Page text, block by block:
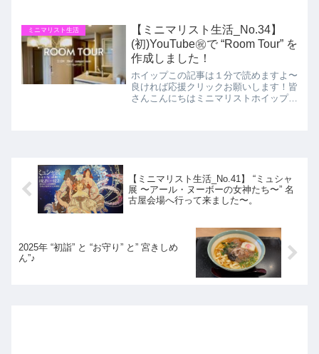
の頃です＼昨年食べた川次の鰻丼、また
食べた〜い／また、天気予...
ミニマリスト生活
【ミニマリスト生活_No.34】
(初)YouTube㊗️で “Room Tour” を
作成しました！
ホイップこの記事は１分で読めますよ〜
良ければ応援クリックお願いします！皆
さんこんにちはミニマリストホイップで
【ミニマリスト生活_No.41】 “ミュシャ
展 〜アール・ヌーボーの女神たち〜” 名
古屋会場へ行って来ました〜。
2025年 “初詣” と “お守り” と” 宮きしめ
ん”♪